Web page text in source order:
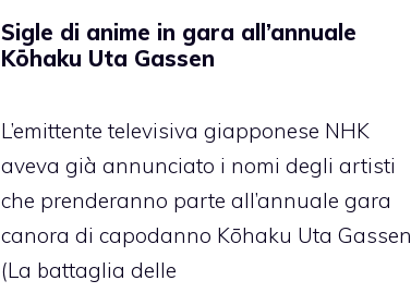
Sigle di anime in gara all’annuale
Kōhaku Uta Gassen
L’emittente televisiva giapponese NHK
aveva già annunciato i nomi degli artisti
che prenderanno parte all’annuale gara
canora di capodanno Kōhaku Uta Gassen
(La battaglia delle